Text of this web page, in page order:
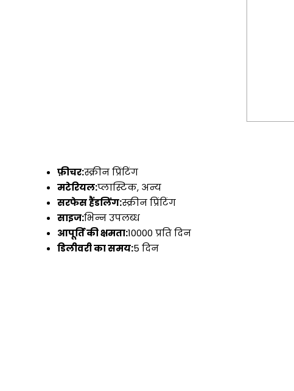
फ़ीचर:स्क्रीन प्रिंटिंग
मटेरियल:प्लास्टिक, अन्य
सरफेस हैंडलिंग:स्क्रीन प्रिंटिंग
साइज:भिन्न उपलब्ध
आपूर्ति की क्षमता:10000 प्रति दिन
डिलीवरी का समय:5 दिन